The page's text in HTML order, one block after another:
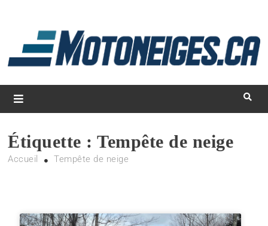
Magazine Motoneiges.ca
Étiquette :Tempête de neige
Accueil Tempête de neige